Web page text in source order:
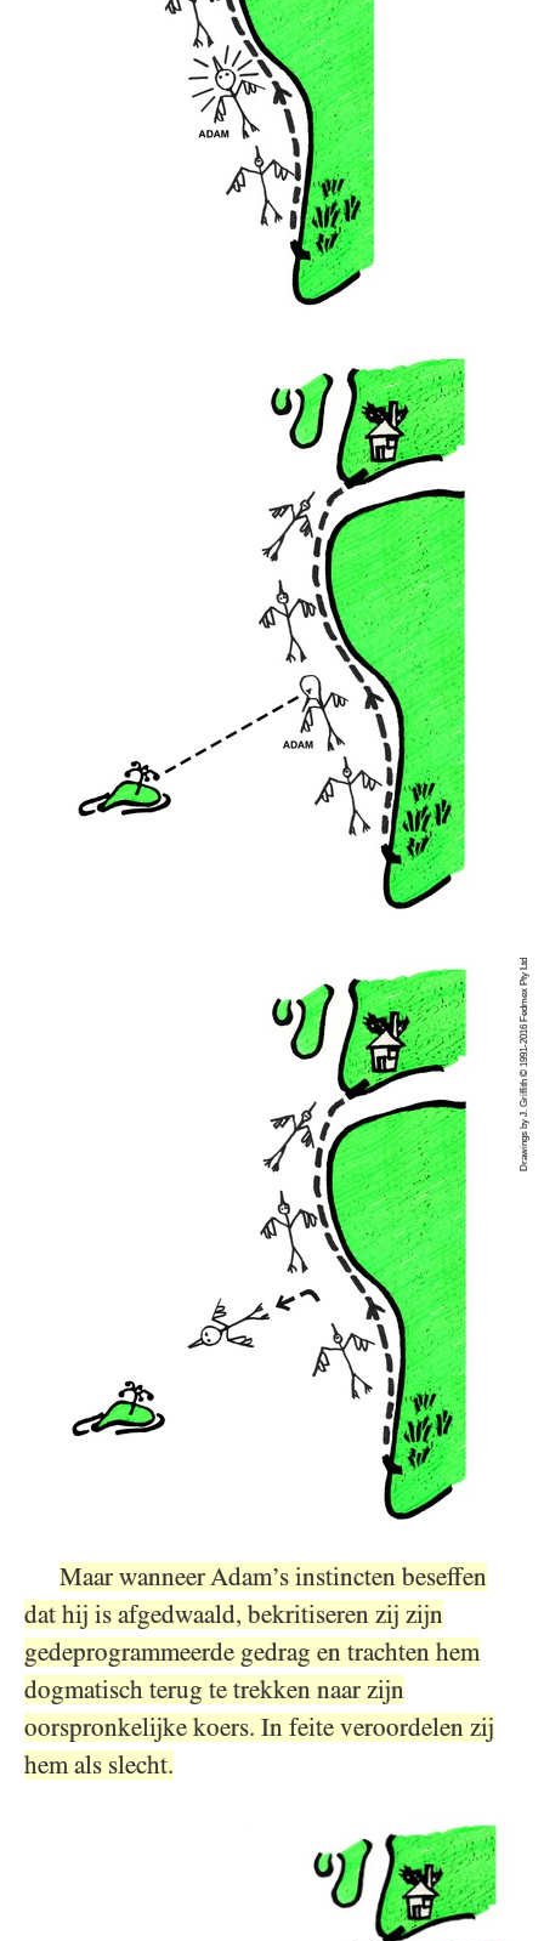
Drawings by J. Griffith © 1991-2016 Fedmex Pty Ltd
Maar wanneer Adam’s instincten beseffen
dat hij is afgedwaald, bekritiseren zij zijn
gedeprogrammeerde gedrag en trachten hem
dogmatisch terug te trekken naar zijn
oorspronkelijke koers. In feite veroordelen zij
hem als slecht.